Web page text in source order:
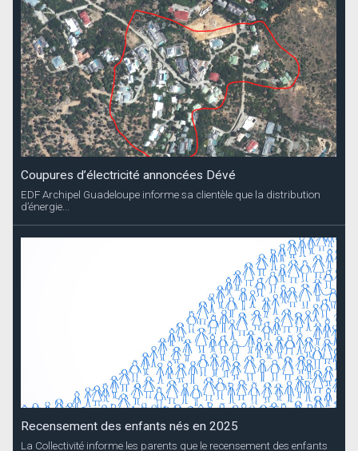
Coupures d’électricité annoncées Dévé
EDF Archipel Guadeloupe informe sa clientèle que la distribution
d’énergie...
Recensement des enfants nés en 2025
La Collectivité informe les parents que le recensement des enfants